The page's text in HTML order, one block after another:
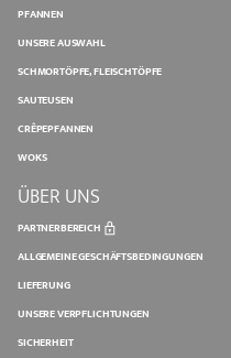
PFANNEN
UNSERE AUSWAHL
SCHMORTÖPFE, FLEISCHTÖPFE
SAUTEUSEN
CRÊPEPFANNEN
WOKS
ÜBER UNS
PARTNERBEREICH
ALLGEMEINE GESCHÄFTSBEDINGUNGEN
LIEFERUNG
UNSERE VERPFLICHTUNGEN
SICHERHEIT